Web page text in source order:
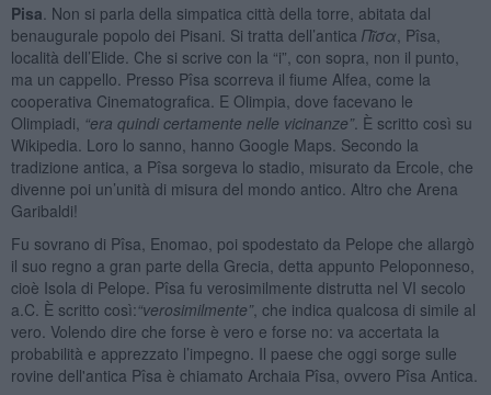
Pisa . Non si parla della simpatica città della torre, abitata dal
benaugurale popolo dei Pisani. Si tratta dell’antica Πῖσα , Pîsa,
località dell’Elide. Che si scrive con la “i”, con sopra, non il punto,
ma un cappello. Presso Pîsa scorreva il fiume Alfea, come la
cooperativa Cinematografica. E Olimpia, dove facevano le
Olimpiadi, “era quindi certamente nelle vicinanze”. È scritto così su
Wikipedia. Loro lo sanno, hanno Google Maps. Secondo la
tradizione antica, a Pîsa sorgeva lo stadio, misurato da Ercole, che
divenne poi un’unità di misura del mondo antico. Altro che Arena
Garibaldi!
Fu sovrano di Pîsa, Enomao, poi spodestato da Pelope che allargò
il suo regno a gran parte della Grecia, detta appunto Peloponneso,
cioè Isola di Pelope. Pîsa fu verosimilmente distrutta nel VI secolo
a.C. È scritto così:“verosimilmente”, che indica qualcosa di simile al
vero. Volendo dire che forse è vero e forse no: va accertata la
probabilità e apprezzato l’impegno. Il paese che oggi sorge sulle
rovine dell'antica Pîsa è chiamato Archaia Pîsa, ovvero Pîsa Antica.